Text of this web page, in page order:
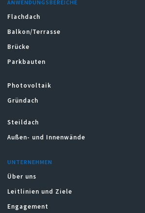
ANWENDUNGSBEREICHE
Flachdach
Balkon/Terrasse
Brücke
Parkbauten
Photovoltaik
Gründach
Steildach
Außen- und Innenwände
UNTERNEHMEN
Über uns
Leitlinien und Ziele
Engagement